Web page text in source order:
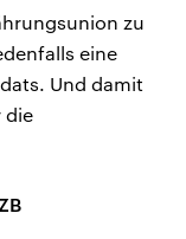
zu
eine
Und damit
die